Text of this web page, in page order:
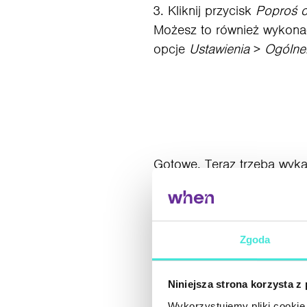
Zgoda
Niniejsza strona korzysta z
Kliknij przycisk Poproś
Możesz to również
opcje Ustawienia>
Gotowe. Teraz trzeba
Zdarzają się problemy już
to jeszcze nie koniec.
niespełnione lub
ułatwienia sprawy,